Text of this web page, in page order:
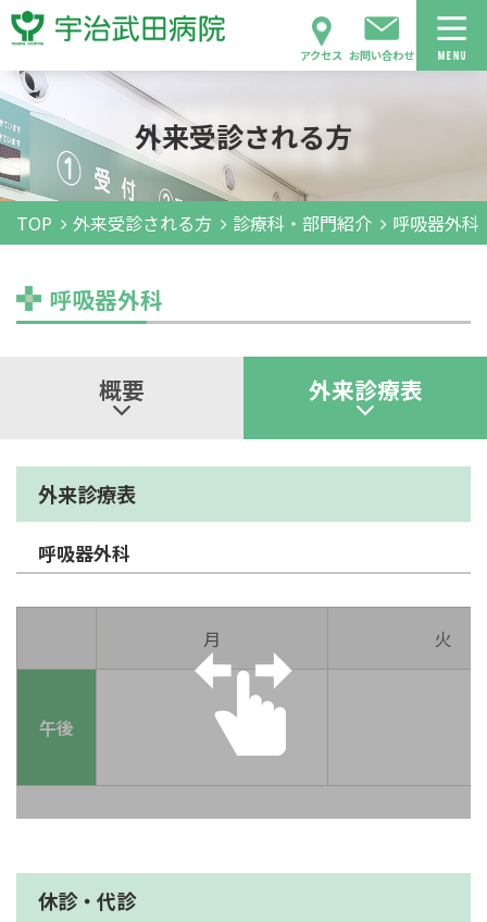
アクセス お問い合わせ
外来受診される方
TOP 外来受診される方 診療科・部門紹介 呼吸器外科
呼吸器外科
概要 外来診療表
外来診療表
呼吸器外科
月 火
午後
休診・代診